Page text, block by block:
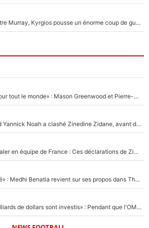
Victime de racisme contre Murray, Kyrgios pousse un énorme coup de gueule !
«La porte est ouverte pour tout le monde» : Mason Greenwood et Pierre-Emerick Aubameyang ont quitté l'OM, Amine Gouiri balance sur la suite du mercato et sur la réaction du vestiaire !
«Ça pue du c*l» : Quand Yannick Noah a clashé Zinedine Zidane, avant de se faire recadrer par le nouveau sélectionneur de l'équipe de France !
Michael Olise va se régaler en équipe de France : Ces déclarations de Zinedine Zidane qui prouvent qu'il va tout miser sur la star du Bayern Munich !
«Ç'a a été mal interprêté» : Medhi Benatia revient sur ses propos dans The Bridge et précise ses conditions pour rejoindre le PSG !
«Des milliards et des milliards de dollars sont investis» : Pendant que l'OM est en pleine crise financière, Frank McCourt lance un nouveau projet à 260M€ !